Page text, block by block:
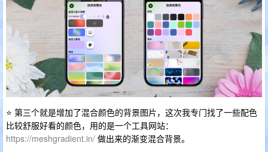
⭐️ 第三个就是增加了混合颜色的背景图片，这次我专门找了一些配色
比较舒服好看的颜色，用的是一个工具网站：
https://meshgradient.in/ 做出来的渐变混合背景。